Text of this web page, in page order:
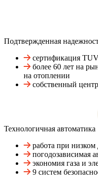
Подтвержденная
сертификация
более 60 лет на
на отоплении
собственный
Технологичная автоматика
работа при низком
погодозависимая
экономия газа и
9 систем